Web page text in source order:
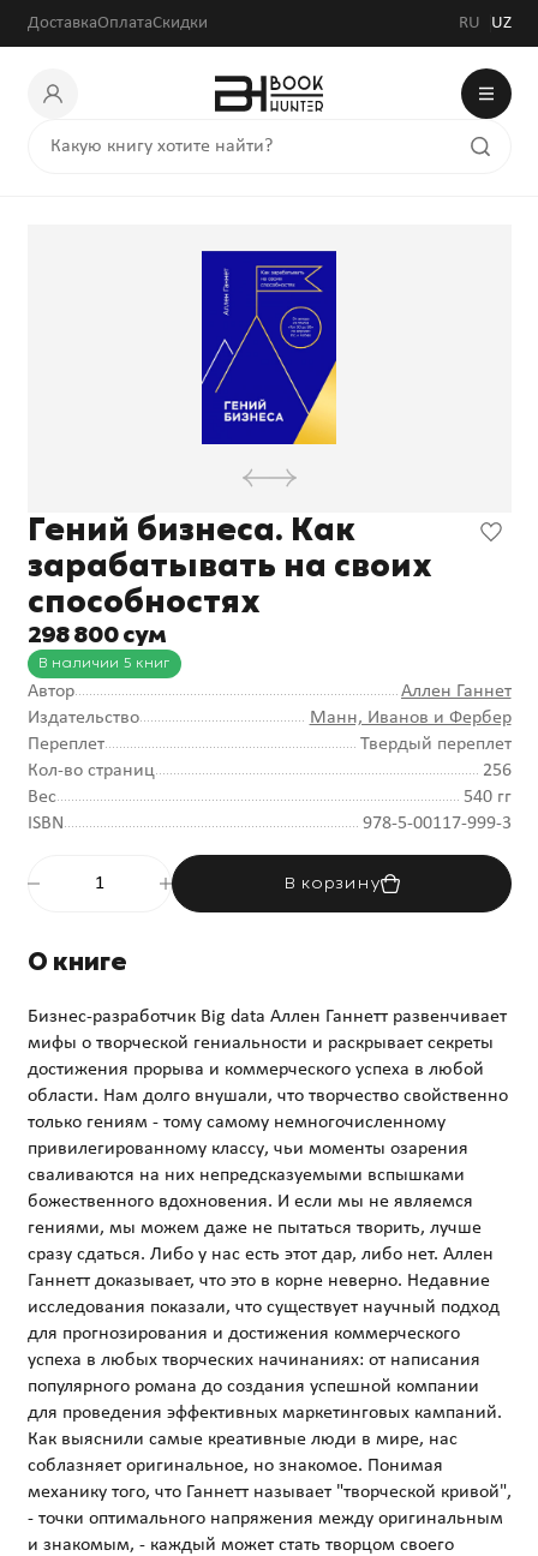
ДоставкаОплатаСкидки RU UZ
Гений бизнеса. Как
зарабатывать на своих
способностях
298 800 сум
В наличии 5 книг
Автор
Аллен Ганнет
Издательство
Манн, Иванов и Фербер
Переплет
Твердый переплет
Кол-во страниц
256
Вес
540 гг
ISBN
978-5-00117-999-3
В корзину
О книге
Бизнес-разработчик Big data Аллен Ганнетт развенчивает
мифы о творческой гениальности и раскрывает секреты
достижения прорыва и коммерческого успеха в любой
области. Нам долго внушали, что творчество свойственно
только гениям - тому самому немногочисленному
привилегированному классу, чьи моменты озарения
сваливаются на них непредсказуемыми вспышками
божественного вдохновения. И если мы не являемся
гениями, мы можем даже не пытаться творить, лучше
сразу сдаться. Либо у нас есть этот дар, либо нет. Аллен
Ганнетт доказывает, что это в корне неверно. Недавние
исследования показали, что существует научный подход
для прогнозирования и достижения коммерческого
успеха в любых творческих начинаниях: от написания
популярного романа до создания успешной компании
для проведения эффективных маркетинговых кампаний.
Как выяснили самые креативные люди в мире, нас
соблазняет оригинальное, но знакомое. Понимая
механику того, что Ганнетт называет "творческой кривой",
- точки оптимального напряжения между оригинальным
и знакомым, - каждый может стать творцом своего